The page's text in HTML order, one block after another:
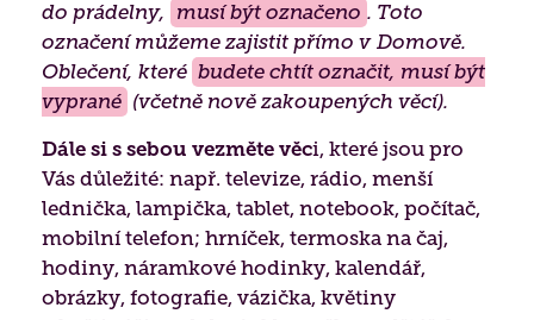
do prádelny,
musí být označeno . Toto
označení můžeme zajistit přímo v Domově.
Oblečení, které budete chtít označit, musí být
vyprané (včetně nově zakoupených věcí).
Dále si s sebou vezměte věci, které jsou pro
Vás důležité: např. televize, rádio, menší
lednička, lampička, tablet, notebook, počítač,
mobilní telefon; hrníček, termoska na čaj,
hodiny, náramkové hodinky, kalendář,
obrázky, fotografie, vázička, květiny
Získané certifikace